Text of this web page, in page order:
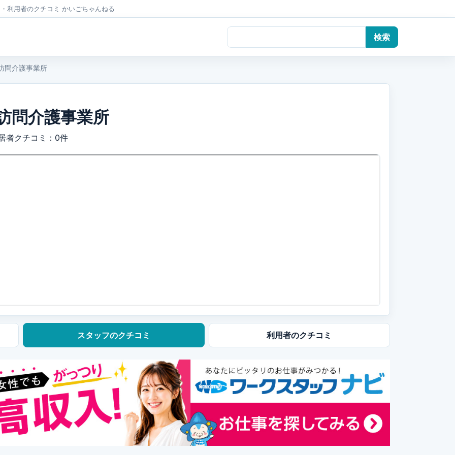
利用者のクチコミ かいごちゃんねる
問介護事業所
問介護事業所
者クチコミ：0件
スタッフのクチコミ 利用者のクチコミ